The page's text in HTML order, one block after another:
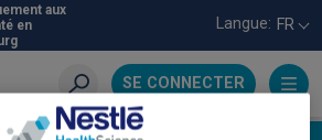
aux
en
Langue: FR
SE CONNECTER